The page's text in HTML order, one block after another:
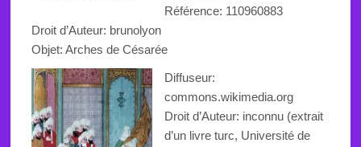
Référence: 110960883
Droit d’Auteur: brunolyon
Objet: Arches de Césarée
Diffuseur:
commons.wikimedia.org
Droit d’Auteur: inconnu (extrait
d’un livre turc, Université de